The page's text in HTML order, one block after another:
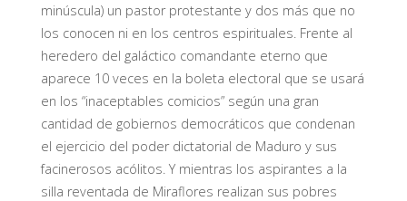
minúscula) un pastor protestante y dos más que no
los conocen ni en los centros espirituales. Frente al
heredero del galáctico comandante eterno que
aparece 10 veces en la boleta electoral que se usará
en los “inaceptables comicios” según una gran
cantidad de gobiernos democráticos que condenan
el ejercicio del poder dictatorial de Maduro y sus
facinerosos acólitos. Y mientras los aspirantes a la
silla reventada de Miraflores realizan sus pobres